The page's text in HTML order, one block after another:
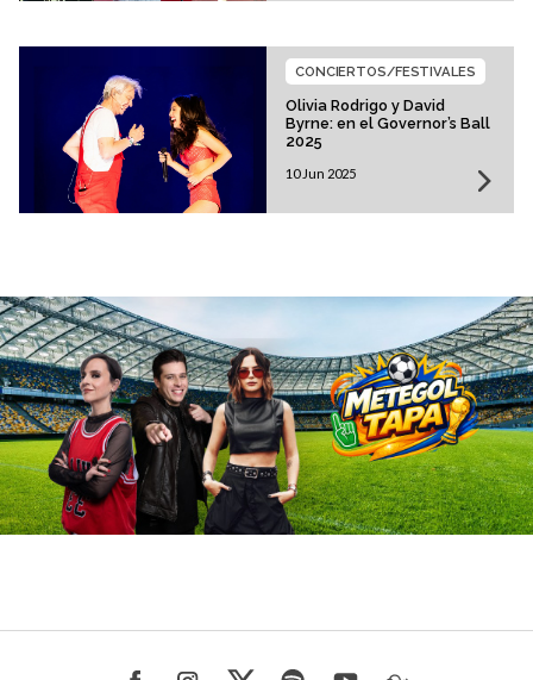
Olivia Rodrigo y David
Byrne: en el Governor’s Ball
2025
CONCIERTOS/FESTIVALES
10 Jun 2025